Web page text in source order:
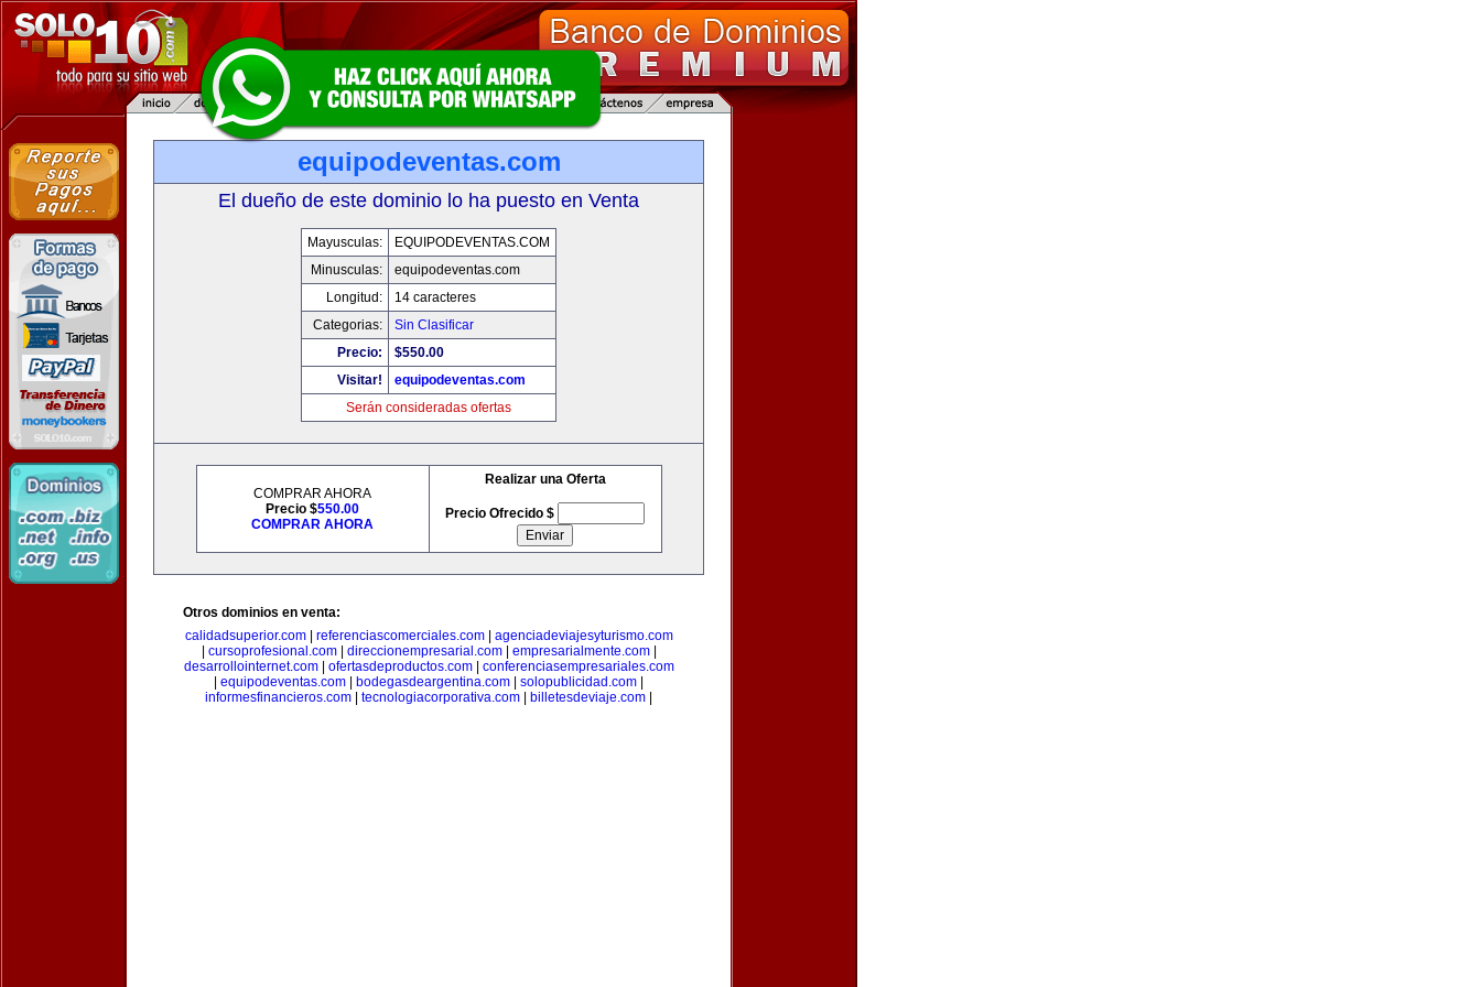
equipodeventas.com
El dueño de este dominio lo ha puesto en Venta
Mayusculas:
EQUIPODEVENTAS.COM
Minusculas:
equipodeventas.com
Longitud:
14 caracteres
Categorias:
Sin Clasificar
Precio:
$550.00
Visitar!
equipodeventas.com
Serán consideradas ofertas
COMPRAR AHORA
Precio $550.00
COMPRAR AHORA
Realizar una Oferta
Precio Ofrecido $
Otros dominios en venta:
calidadsuperior.com| referenciascomerciales.com| agenciadeviajesyturismo.com
cursoprofesional.com| direccionempresarial.com| empresarialmente.com|
desarrollointernet.com| ofertasdeproductos.com| conferenciasempresariales.com
equipodeventas.com bodegasdeargentina.com solopublicidad.com
informesfinancieros.com
tecnologiacorporativa.com billetesdeviaje.com